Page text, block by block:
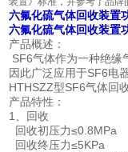
六氟化硫气体回收装置
六氟化硫气体回收装置
产品概述：
SF6气体作为一种绝缘
因此广泛应用于SF6电
HTHSZZ型SF6气体回
产品特性：
1、回收
回收初压力≤0.8MPa
回收终压力≤5KPa